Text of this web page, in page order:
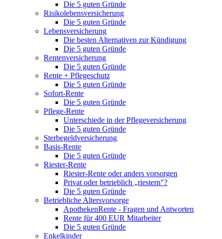
Die 5 guten Gründe
Risikolebensversicherung
Die 5 guten Gründe
Lebensversicherung
Die besten Alternativen zur Kündigung
Die 5 guten Gründe
Rentenversicherung
Die 5 guten Gründe
Rente + Pflegeschutz
Die 5 guten Gründe
Sofort-Rente
Die 5 guten Gründe
Pflege-Rente
Unterschiede in der Pflegeversicherung
Die 5 guten Gründe
Sterbegeldversicherung
Basis-Rente
Die 5 guten Gründe
Riester-Rente
Riester-Rente oder anders vorsorgen
Privat oder betrieblich „riestern"?
Die 5 guten Gründe
Betriebliche Altersvorsorge
ApothekenRente - Fragen und Antworten
Rente für 400 EUR Mitarbeiter
Die 5 guten Gründe
Enkelkinder